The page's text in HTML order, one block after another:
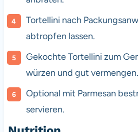
Tortellini nach
abtropfen lassen.
Gekochte Tortellini zum
würzen und gut vermengen.
Optional mit Parmesan
servieren.